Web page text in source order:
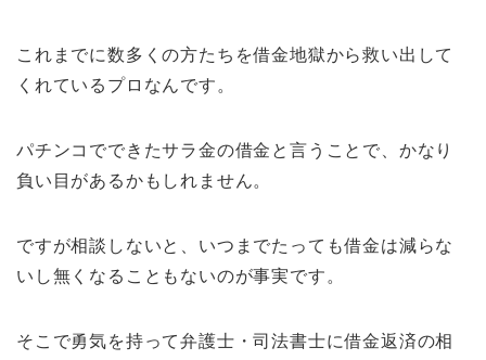
これまでに数多くの方たちを借金地獄から救い出して
くれているプロなんです。
パチンコでできたサラ金の借金と言うことで、かなり
負い目があるかもしれません。
ですが相談しないと、いつまでたっても借金は減らな
いし無くなることもないのが事実です。
そこで勇気を持って弁護士・司法書士に借金返済の相